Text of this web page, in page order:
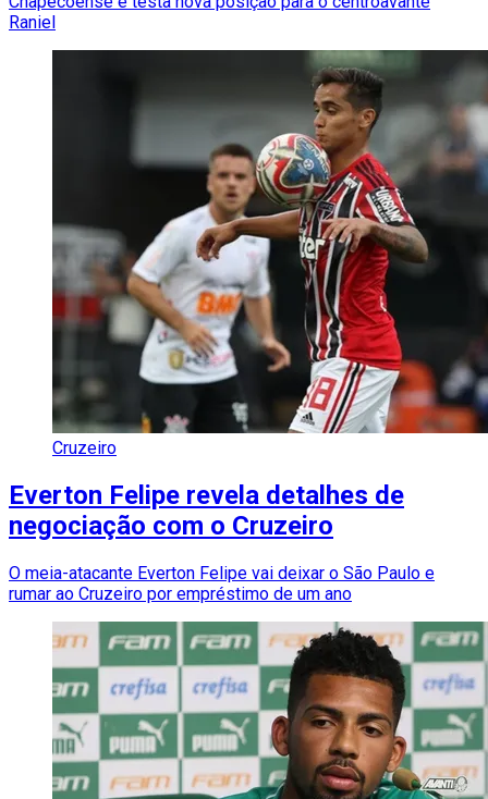
Raniel
Cruzeiro
Everton Felipe revela detalhes de
negociação com o Cruzeiro
O meia-atacante Everton Felipe vai deixar o São Paulo e
rumar ao Cruzeiro por empréstimo de um ano